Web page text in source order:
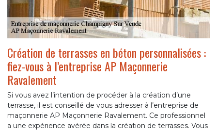
Création de terrasses en béton personnalisées :
fiez-vous à l’entreprise AP Maçonnerie
Ravalement
Si vous avez l’intention de procéder à la création d’une
terrasse, il est conseillé de vous adresser à l’entreprise de
maçonnerie AP Maçonnerie Ravalement. Ce professionnel
a une expérience avérée dans la création de terrasses. Vous